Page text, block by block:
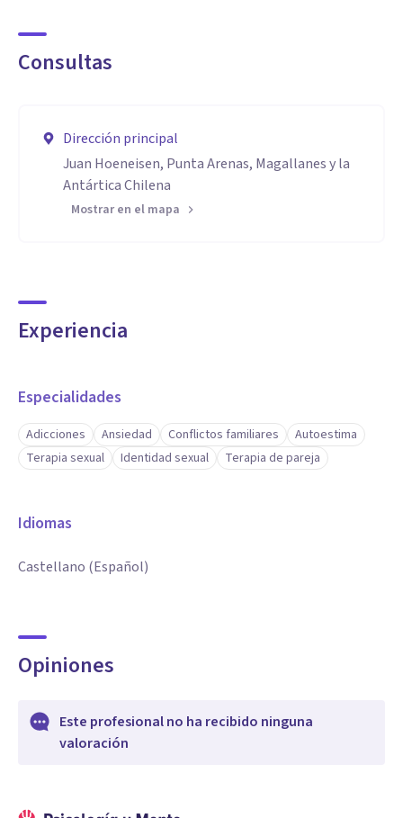
Consultas
Dirección principal
Juan Hoeneisen, Punta Arenas, Magallanes y la
Antártica Chilena
Mostrar en el mapa
Experiencia
Especialidades
Adicciones Ansiedad Conflictos familiares
Autoestima
Terapia sexual
Identidad sexual Terapia de pareja
Idiomas
Castellano (Español)
Opiniones
Este profesional no ha recibido ninguna
valoración